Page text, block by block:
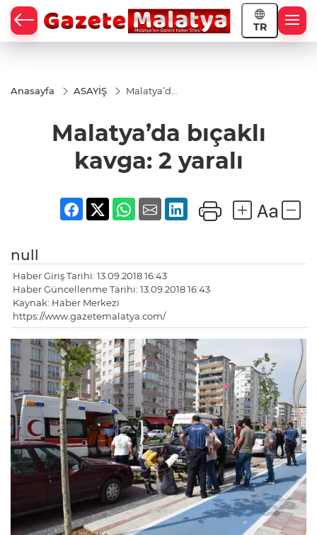
TR
Anasayfa ASAYİŞ
Malatya’da
yaralı
Malatya’da bıçaklı
kavga: 2 yaralı
null
Haber Giriş Tarihi: 13.09.2018 16:43
Haber Güncellenme Tarihi: 13.09.2018 16:43
Kaynak: Haber Merkezi
https://www.gazetemalatya.com/